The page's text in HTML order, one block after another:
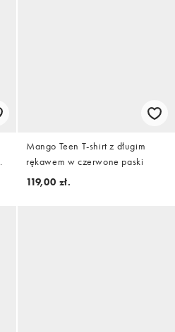
Mango Teen T-shirt z długim
rękawem w czerwone paski
119,00 zł.